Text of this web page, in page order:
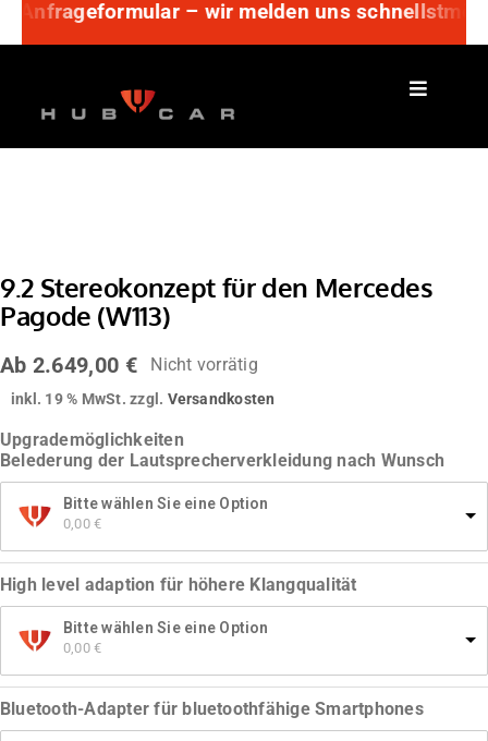
Zum
springen
– wir melden uns
9.2 Stereokonzept für den Mercedes
Pagode (W113)
Ab 2.649,00 € Nicht vorrätig
inkl. 19 % MwSt. zzgl. Versandkosten
Upgrademöglichkeiten
Belederung der Lautsprecherverkleidung nach Wunsch
Bitte wählen Sie eine Option
0,00 €
High level adaption für höhere Klangqualität
Bitte wählen Sie eine Option
0,00 €
Bluetooth-Adapter für bluetoothfähige Smartphones